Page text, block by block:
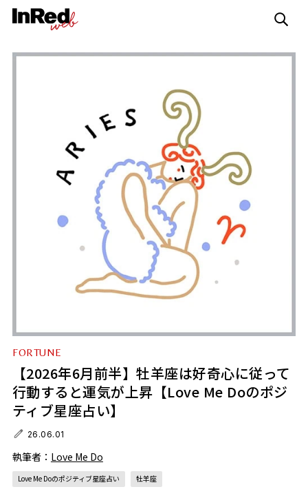
FORTUNE
【2026年6月前半】牡羊座は好奇心に従って
行動すると運気が上昇【Love Me Doのポジ
ティブ星座占い】
26.06.01
執筆者： Love Me Do
Love Me Doのポジティブ星座占い 牡羊座